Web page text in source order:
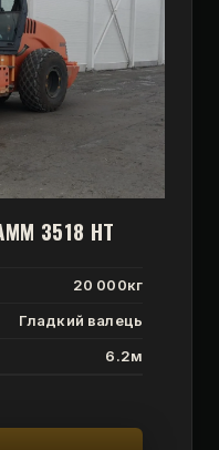
3518 HT
20 000кг
Гладкий валець
6.2м